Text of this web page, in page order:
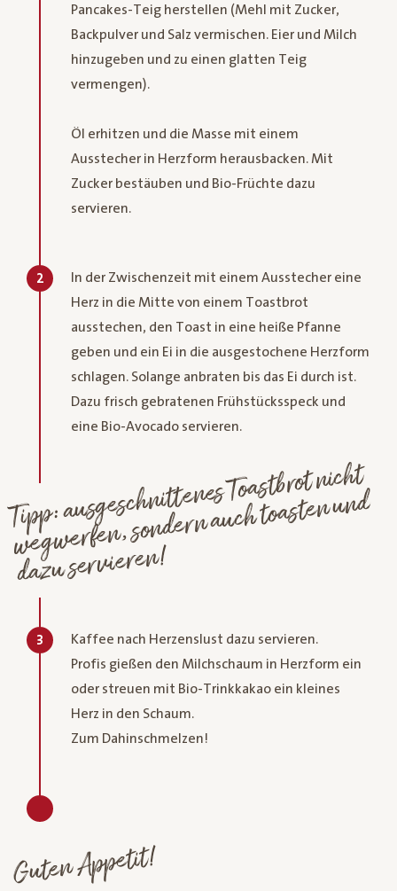
Pancakes-Teig herstellen (Mehl mit Zucker,
Backpulver und Salz vermischen. Eier und Milch
hinzugeben und zu einen glatten Teig
vermengen).
Öl erhitzen und die Masse mit einem
Ausstecher in Herzform herausbacken. Mit
Zucker bestäuben und Bio-Früchte dazu
servieren.
2
In der Zwischenzeit mit einem Ausstecher eine
Herz in die Mitte von einem Toastbrot
ausstechen, den Toast in eine heiße Pfanne
geben und ein Ei in die ausgestochene Herzform
schlagen. Solange anbraten bis das Ei durch ist.
Dazu frisch gebratenen Frühstücksspeck und
eine Bio-Avocado servieren.
Tipp: ausgeschnittenes Toastbrot nicht
weg
werfen, sondern auch toasten und
dazu servieren!
3
Kaffee nach Herzenslust dazu servieren.
Profis gießen den Milchschaum in Herzform ein
oder streuen mit Bio-Trinkkakao ein kleines
Herz in den Schaum.
Zum Dahinschmelzen!
Guten Appetit!